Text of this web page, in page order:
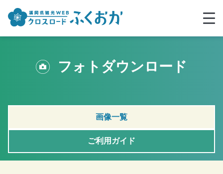
フォトダウンロード
画像一覧
ご利用ガイド